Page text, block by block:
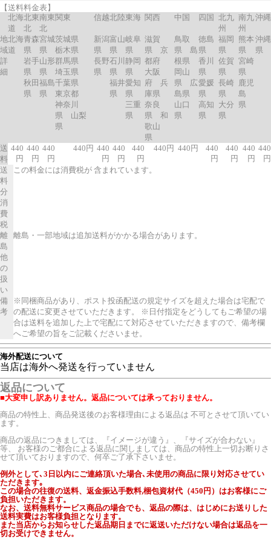
【送料料金表】
北海
道
北東
北
南東
北
関東 信越北陸東海 関西 中国 四国 北九
州
南九
州
沖縄
地
域
詳
細
北海
道
青森
県
岩手
県
秋田
県
宮城
県
山形
県
福島
県
茨城県
栃木県
群馬県
埼玉県
千葉県
東京都
神奈川
県 山梨
県
新潟
県
長野
県
富山
県
石川
県
福井
県
岐阜
県
静岡
県
愛知
県
三重
県
滋賀
県 京
都府
大阪
府 兵
庫県
奈良
県 和
歌山
県
鳥取
県 島
根県
岡山
県 広
島県
山口
県
徳島
県
香川
県
愛媛
県
高知
県
福岡
県
佐賀
県
長崎
県
大分
県
熊本
県
宮崎
県
鹿児
島
県
沖縄
県
送
料
440
円
440
円
440
円
440円 440
円
440
円
440
円
440円 440円
440
円
440
円
440
円
440
円
送
料
分
消
費
税
この料金には消費税が 含まれています。
離
島
他
の
扱
い
離島・一部地域は追加送料がかかる場合があります。
備
考
※同梱商品があり、ポスト投函配送の規定サイズを超えた場合は宅配で
の配送に変更させていただきます。 ※日付指定をどうしてもご希望の場
合は送料を追加した上で宅配にて対応させていただきますので、備考欄
へご希望の旨をご記載くださいませ。
海外配送について
当店は海外へ発送を行っていません
返品について
■大変申し訳ありません。返品については承っておりません。
商品の特性上、商品発送後のお客様理由による返品は 不可とさせて頂いてい
ます。
商品の返品につきましては、『イメージが違う』、『サイズが合わない』
等、 お客様のご都合による返品に関しましては、商品の特性上一切お断りさ
せて頂いておりますので、何卒ご了承下さいませ。
例外として､3日以内にご連絡頂いた場合､未使用の商品に限り対応させてい
ただきます｡
この場合の往復の送料、返金振込手数料,梱包資材代（450円）はお客様にご
負担いただきます。
なお、送料無料サービス商品の場合でも、返品の際は、はじめにお送りした
送料実費はお客様負担となります。
また当店からお知らせした返品期日までに返送いただけない場合は返品を一
切お受けできません。